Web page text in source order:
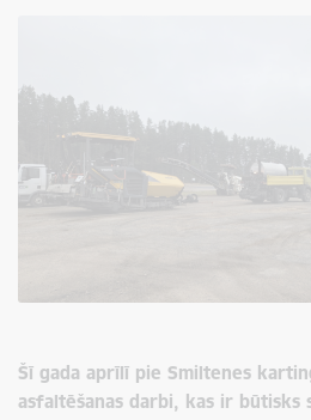
Šī gada aprīlī pie Smiltenes
asfaltēšanas darbi, kas ir būtisks